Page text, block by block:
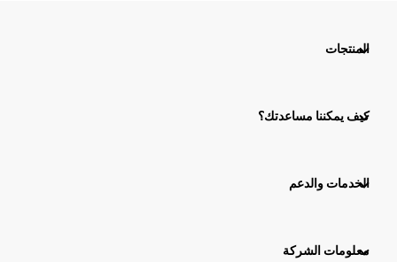
المنتجات
كيف يمكننا مساعدتك؟
الخدمات والدعم
معلومات الشركة